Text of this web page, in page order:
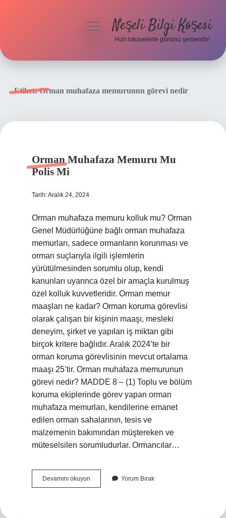
menüyüNeşeli Bilgi Köşesi
Hızlı hikayelerle gününü şenlendir!
Etiket:Orman muhafaza memurunun görevi nedir
Orman Muhafaza Memuru Mu
Polis Mi
Tarih: Aralık 24, 2024
Orman muhafaza memuru kolluk mu? Orman
Genel Müdürlüğüne bağlı orman muhafaza
memurları, sadece ormanların korunması ve
orman suçlarıyla ilgili işlemlerin
yürütülmesinden sorumlu olup, kendi
kanunları uyarınca özel bir amaçla kurulmuş
özel kolluk kuvvetleridir. Orman memur
maaşları ne kadar? Orman koruma görevlisi
olarak çalışan bir kişinin maaşı, mesleki
deneyim, şirket ve yapılan iş miktarı gibi
birçok kritere bağlıdır. Aralık 2024’te bir
orman koruma görevlisinin mevcut ortalama
maaşı 25’tir. Orman muhafaza memurunun
görevi nedir? MADDE 8 – (1) Toplu ve bölüm
koruma ekiplerinde görev yapan orman
muhafaza memurları, kendilerine emanet
edilen orman sahalarının, tesis ve
malzemenin bakımından müştereken ve
müteselsilen sorumludurlar. Ormancılar…
Devamını okuyun
Muhafaza
Yorum Bırak